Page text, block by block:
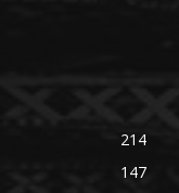
214
147